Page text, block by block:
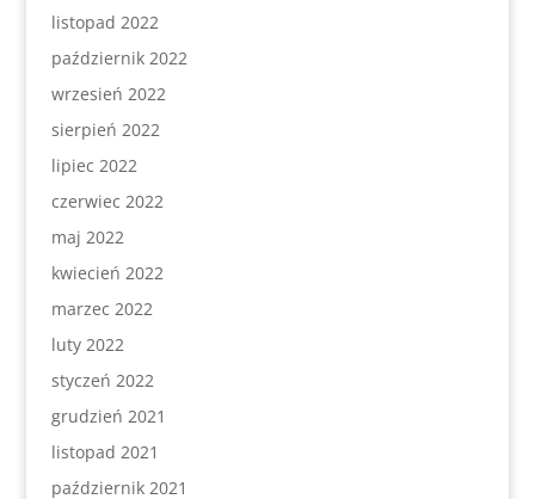
listopad 2022
październik 2022
wrzesień 2022
sierpień 2022
lipiec 2022
czerwiec 2022
maj 2022
kwiecień 2022
marzec 2022
luty 2022
styczeń 2022
grudzień 2021
listopad 2021
październik 2021